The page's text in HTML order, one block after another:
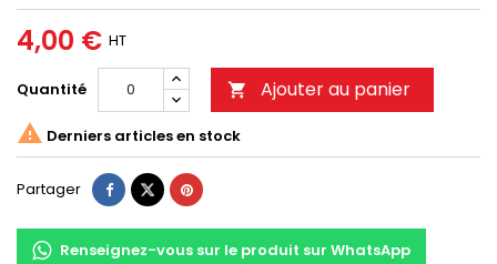
4,00 € HT
Quantité  Ajouter au panier
 Derniers articles en stock
Partager
Renseignez-vous sur le produit sur WhatsApp